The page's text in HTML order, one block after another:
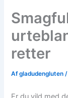
retter
Afgladudengluten